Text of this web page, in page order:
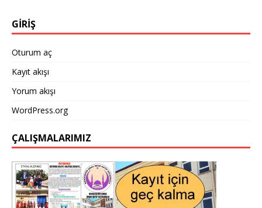
GİRİŞ
Oturum aç
Kayıt akışı
Yorum akışı
WordPress.org
ÇALIŞMALARIMIZ